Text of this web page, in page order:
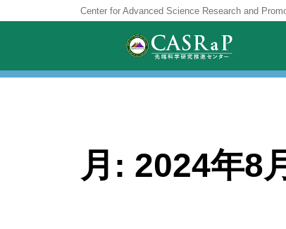
Center for Advanced Science Research and
月: 2024年8